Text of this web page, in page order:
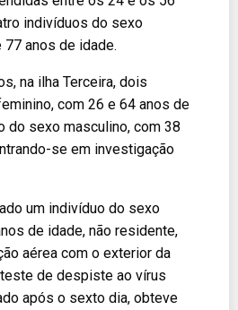
indivíduos do sexo
anos de idade.
na ilha Terceira, dois
com 26 e 64 anos de
do sexo masculino, com 38
se em investigação
um indivíduo do sexo
de idade, não residente,
aérea com o exterior da
de despiste ao vírus
após o sexto dia, obteve